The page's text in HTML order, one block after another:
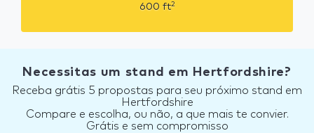
600 ft2
Necessitas um stand em Hertfordshire?
Receba grátis 5 propostas para seu próximo stand em
Hertfordshire
Compare e escolha, ou não, a que mais te convier.
Grátis e sem compromisso